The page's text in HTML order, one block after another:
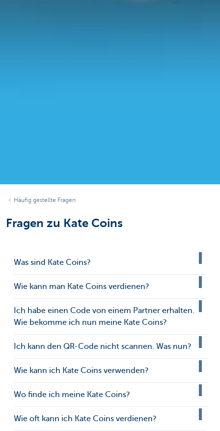
Häufig gestellte Fragen
Fragen zu Kate Coins
Was sind Kate Coins?
Wie kann man Kate Coins verdienen?
Ich habe einen Code von einem Partner erhalten.
Wie bekomme ich nun meine Kate Coins?
Ich kann den QR-Code nicht scannen. Was nun?
Wie kann ich Kate Coins verwenden?
Wo finde ich meine Kate Coins?
Wie oft kann ich Kate Coins verdienen?